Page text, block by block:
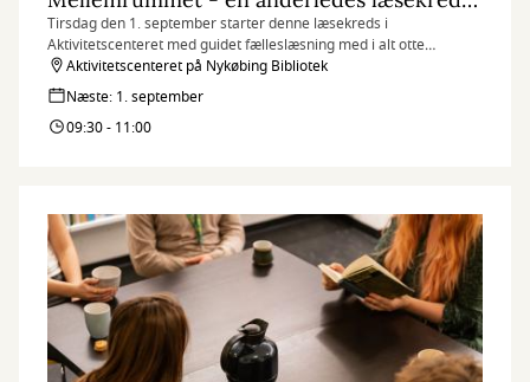
Tirsdag den 1. september starter denne læsekreds i
Aktivitetscenteret med guidet fælleslæsning med i alt otte
mødegange. Se datoer og information herunder.
Aktivitetscenteret på Nykøbing Bibliotek
Næste: 1. september
09:30 - 11:00